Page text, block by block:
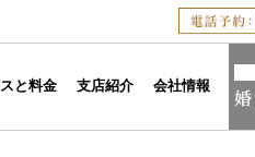
と料金 支店紹介 会社情報